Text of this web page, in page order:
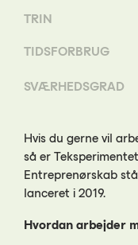
TRIN
TIDSFORBRUG
SVÆRHEDSGRAD
Hvis du gerne vil
så er
Entreprenørskab
lanceret i 2019.
Hvordan arbejder